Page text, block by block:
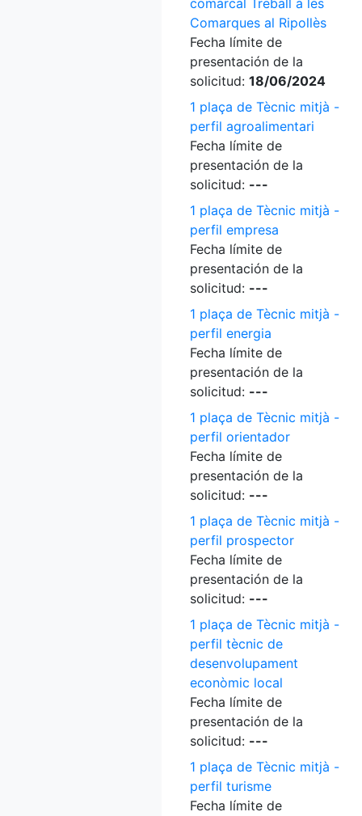
comarcal Treball a les
Comarques al Ripollès
Fecha límite de
presentación de la
solicitud: 18/06/2024
1 plaça de Tècnic mitjà -
perfil agroalimentari
Fecha límite de
presentación de la
solicitud: ---
1 plaça de Tècnic mitjà -
perfil empresa
Fecha límite de
presentación de la
solicitud: ---
1 plaça de Tècnic mitjà -
perfil energia
Fecha límite de
presentación de la
solicitud: ---
1 plaça de Tècnic mitjà -
perfil orientador
Fecha límite de
presentación de la
solicitud: ---
1 plaça de Tècnic mitjà -
perfil prospector
Fecha límite de
presentación de la
solicitud: ---
1 plaça de Tècnic mitjà -
perfil tècnic de
desenvolupament
econòmic local
Fecha límite de
presentación de la
solicitud: ---
1 plaça de Tècnic mitjà -
perfil turisme
Fecha límite de